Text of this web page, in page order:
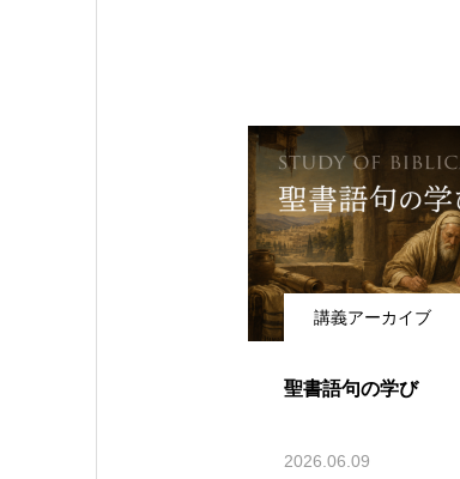
講義アーカイブ
聖書語句の学び
2026.06.09